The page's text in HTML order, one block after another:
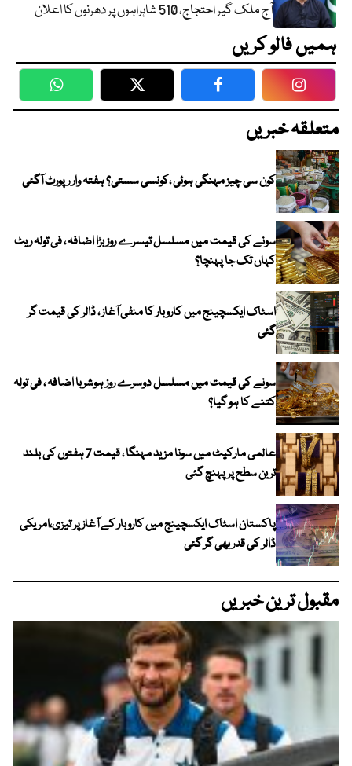
آج ملک گیر احتجاج، 510 شاہراہوں پر دھرنوں کا اعلان
ہمیں فالو کریں
WhatsApp Twitter Facebook
متعلقہ خبریں
کون سی چیز مہنگی ہوئی ،کونسی سستی؟ ہفتہ وار رپورٹ آگئی
سونے کی قیمت میں مسلسل تیسرے روز بڑا اضافہ ، فی تولہ ریٹ
کہاں تک جا پہنچا؟
اسٹاک ایکسچینج میں کاروبار کا منفی آغاز ، ڈالر کی قیمت گر
گئی
سونے کی قیمت میں مسلسل دوسرے روز ہوشربا اضافہ ، فی تولہ
کتنے کا ہو گیا؟
عالمی مارکیٹ میں سونا مزید مہنگا ، قیمت 7 ہفتوں کی بلند
ترین سطح پر پہنچ گئی
پاکستان اسٹاک ایکسچینج میں کاروبار کے آغاز پر تیزی،امریکی
ڈالر کی قدر بھی گر گئی
مقبول ترین خبریں